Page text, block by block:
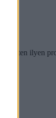
A héten ilyen